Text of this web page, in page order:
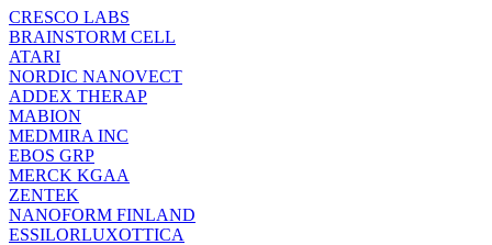
CRESCO LABS
BRAINSTORM CELL
ATARI
NORDIC NANOVECT
ADDEX THERAP
MABION
MEDMIRA INC
EBOS GRP
MERCK KGAA
ZENTEK
NANOFORM FINLAND
ESSILORLUXOTTICA